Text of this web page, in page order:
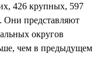
426 крупных, 597
Они представляют
округов
чем в предыдущем